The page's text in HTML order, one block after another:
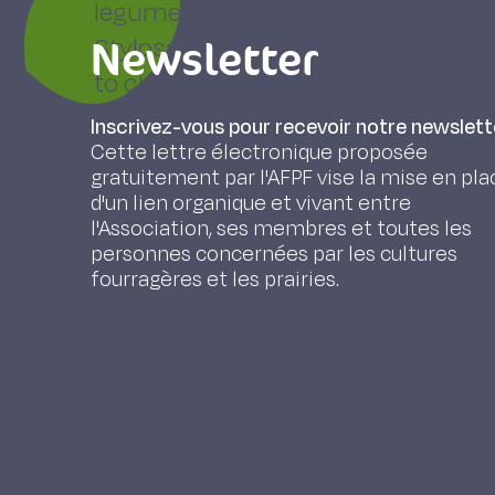
legume association composed of
Stylosanthes hamata cv. Verano
to close grazing. The herbage
natural swards utilized in the
cattle per unit area. With a good
can be maintained in the sward,
provided a slight phosphate
deficiencies and make up for the
association corresponds to a
complement the improvements
Newsletter
Inscrivez-vous pour recevoir notre
Cette lettre électronique proposée
gratuitement par l'AFPF vise la mise en
d'un lien organique et vivant entre
l'Association, ses membres et toutes les
personnes concernées par les cultures
fourragères et les prairies.